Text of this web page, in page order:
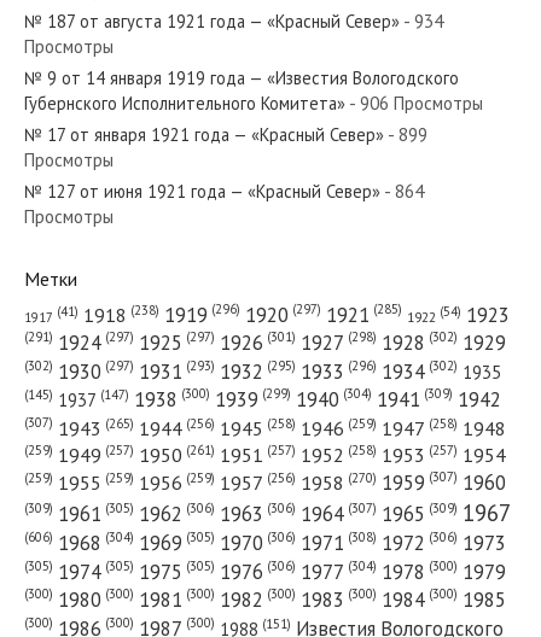
№ 140 от июля 1954 года — «Красный Север»
№ 208 от сентября 1969 года — «Красный Север»
№ 179 от сентября 1944 года — «Красный Север»
№ 264 от ноября 1941 года — «Красный Север»
№ 187 от августа 1921 года — «Красный Север» - 934
Просмотры
№ 9 от 14 января 1919 года — «Известия Вологодского
Губернского Исполнительного Комитета» - 906 Просмотры
№ 17 от января 1921 года — «Красный Север» - 899
Просмотры
№ 127 от июня 1921 года — «Красный Север» - 864
Просмотры
Метки
1917 (41) 1918 (238) 1919 (296) 1920 (297) 1921 (285) 1922 (54) 1923
(291) 1924 (297) 1925 (297) 1926 (301) 1927 (298) 1928 (302) 1929
(302) 1930 (297) 1931 (293) 1932 (295) 1933 (296) 1934 (302) 1935
(145) 1937 (147) 1938 (300) 1939 (299) 1940 (304) 1941 (309) 1942
(307) 1943 (265) 1944 (256) 1945 (258) 1946 (259) 1947 (258) 1948
(259) 1949 (257) 1950 (261) 1951 (257) 1952 (258) 1953 (257) 1954
(259) 1955 (259) 1956 (259) 1957 (256) 1958 (270) 1959 (307) 1960
(309) 1961 (305) 1962 (306) 1963 (306) 1964 (307) 1965 (309) 1967
(606) 1968 (304) 1969 (305) 1970 (306) 1971 (308) 1972 (306) 1973
(305) 1974 (305) 1975 (305) 1976 (306) 1977 (304) 1978 (300) 1979
(300) 1980 (300) 1981 (300) 1982 (300) 1983 (300) 1984 (300) 1985
(300) 1986 (300) 1987 (300) 1988 (151) Известия Вологодского